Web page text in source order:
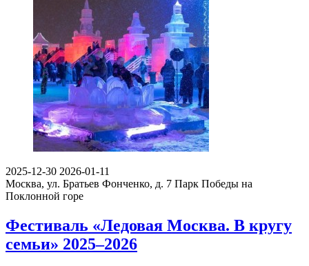
2025-12-30 2026-01-11
Москва, ул. Братьев Фонченко, д. 7 Парк Победы на
Поклонной горе
Фестиваль «Ледовая Москва. В кругу
семьи» 2025–2026